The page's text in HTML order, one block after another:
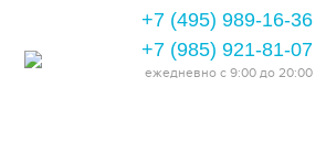
+7 (495) 989-16-36
+7 (985) 921-81-07
ежедневно с 9:00 до 20:00